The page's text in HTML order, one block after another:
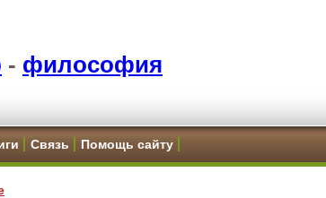
- философия
Связь Помощь сайту